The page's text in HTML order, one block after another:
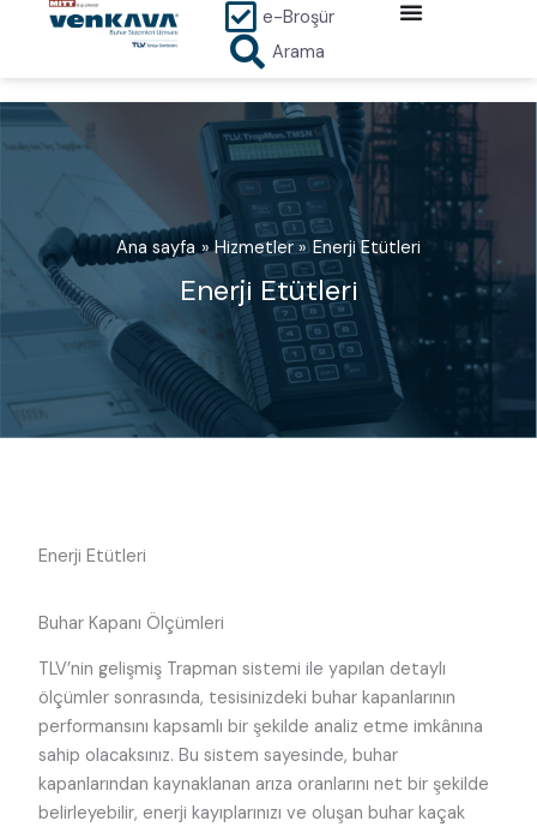
İçeriğe
e-Broşür
Arama
Ana sayfa Hizmetler Enerji Etütleri
Enerji Etütleri
Enerji Etütleri
Buhar Kapanı Ölçümleri
TLV’nin gelişmiş Trapman sistemi ile yapılan detaylı
ölçümler sonrasında, tesisinizdeki buhar kapanlarının
performansını kapsamlı bir şekilde analiz etme imkânına
sahip olacaksınız. Bu sistem sayesinde, buhar
kapanlarından kaynaklanan arıza oranlarını net bir şekilde
belirleyebilir, enerji kayıplarınızı ve oluşan buhar kaçak